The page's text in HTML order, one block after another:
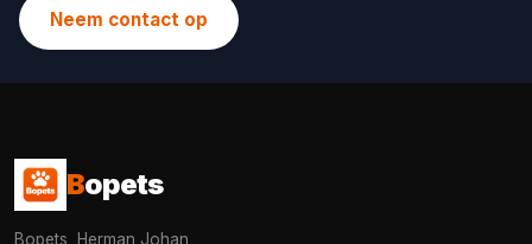
Neem contact op
Bopets
Bopets, Herman Johan